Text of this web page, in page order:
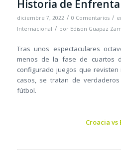
Historia de
diciembre 7, 2022 / 0 Comentarios /
Internacional / por Edison Guapaz
Tras unos espectaculares
menos de la fase de cuartos
configurado juegos que
casos, se tratan de
fútbol.
Croacia vs